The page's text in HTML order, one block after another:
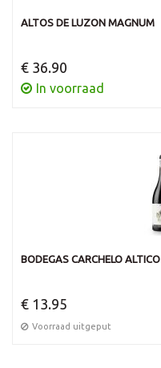
ALTOS DE LUZON MAGNUM
€ 36.90
In voorraad
BODEGAS CARCHELO ALTICO
€ 13.95
Voorraad uitgeput